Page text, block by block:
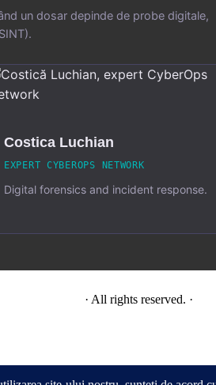
un dosar depinde de probe digitale,
Costica Luchian
EXPERT CYBEROPS NETWORK
Digital forensics and incident response.
· All rights reserved. ·